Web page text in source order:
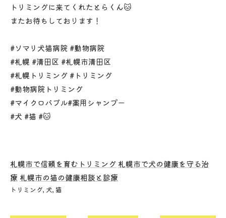
トリミングに来てくれたとらくん🐱
またお待ちしております！
#ソマリ犬猫病院 #動物病院
#札幌 #清田区 #札幌市清田区
#札幌トリミング #トリミング
#動物病院トリミング
#マイクロバブル#薬用シャンプー
#犬 #猫 #🐱
札幌市で信頼を育むトリミング 札幌市で犬の健康を守る治
療 札幌市の猫の健康相談と診療
トリミング 犬 猫